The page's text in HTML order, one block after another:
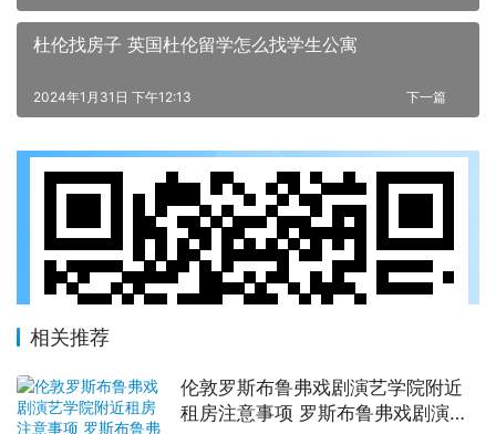
杜伦找房子 英国杜伦留学怎么找学生公寓
下一篇
2024年1月31日 下午12:13
相关推荐
伦敦罗斯布鲁弗戏剧演艺学院附近
租房注意事项 罗斯布鲁弗戏剧演艺